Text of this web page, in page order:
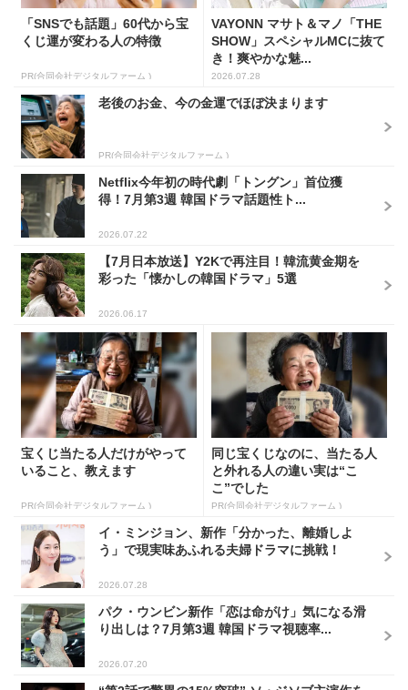
「SNSでも話題」60代から宝
くじ運が変わる人の特徴
PR(合同会社デジタルファーム )
VAYONN マサト＆マノ「THE
SHOW」スペシャルMCに抜て
き！爽やかな魅...
2026.07.28
老後のお金、今の金運でほぼ決まります
PR(合同会社デジタルファーム )
Netflix今年初の時代劇「トングン」首位獲
得！7月第3週 韓国ドラマ話題性ト...
2026.07.22
【7月日本放送】Y2Kで再注目！韓流黄金期を
彩った「懐かしの韓国ドラマ」5選
2026.06.17
宝くじ当たる人だけがやって
いること、教えます
PR(合同会社デジタルファーム )
同じ宝くじなのに、当たる人
と外れる人の違い実は“こ
こ”でした
PR(合同会社デジタルファーム )
イ・ミンジョン、新作「分かった、離婚しよ
う」で現実味あふれる夫婦ドラマに挑戦！
2026.07.28
パク・ウンビン新作「恋は命がけ」気になる滑
り出しは？7月第3週 韓国ドラマ視聴率...
2026.07.20